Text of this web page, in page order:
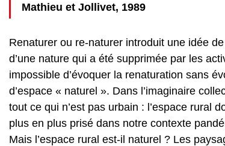
Mathieu et Jollivet, 1989
Renaturer ou re-naturer introduit une idée
d’une nature qui a été supprimée par les
impossible d’évoquer la renaturation sans
d’espace « naturel ». Dans l’imaginaire
tout ce qui n’est pas urbain : l’espace rural
plus en plus prisé dans notre contexte
Mais l’espace rural est-il naturel ? Les